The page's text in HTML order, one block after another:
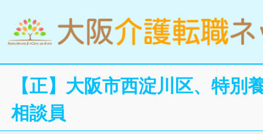
【正】大阪市西淀川区、特別
相談員